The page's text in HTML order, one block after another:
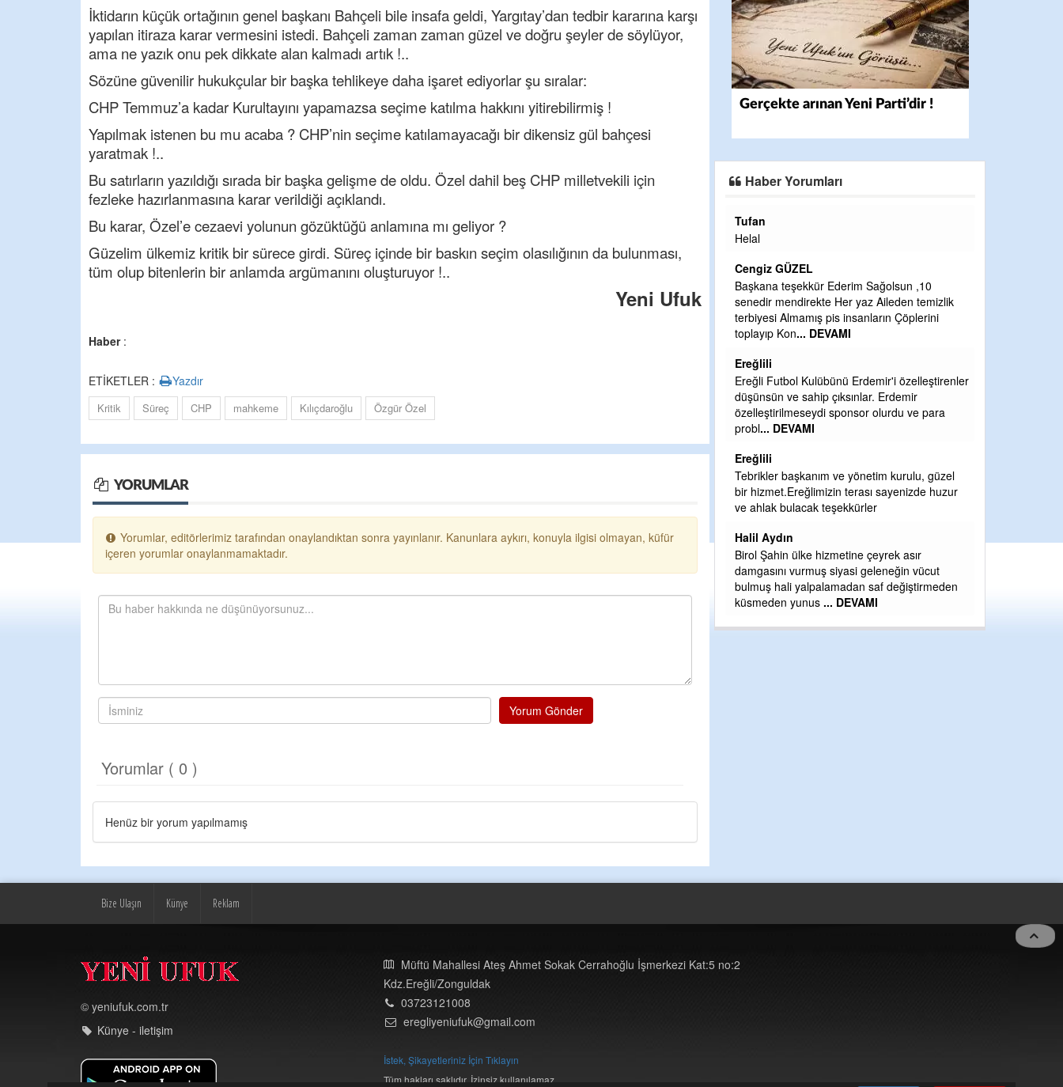
İktidarın küçük ortağının genel başkanı Bahçeli bile insafa geldi, Yargıtay’dan tedbir kararına karşı
yapılan itiraza karar vermesini istedi. Bahçeli zaman zaman güzel ve doğru şeyler de söylüyor,
ama ne yazık onu pek dikkate alan kalmadı artık !..
Sözüne güvenilir hukukçular bir başka tehlikeye daha işaret ediyorlar şu sıralar:
CHP Temmuz’a kadar Kurultayını yapamazsa seçime katılma hakkını yitirebilirmiş !
Yapılmak istenen bu mu acaba ? CHP’nin seçime katılamayacağı bir dikensiz gül bahçesi
yaratmak !..
Bu satırların yazıldığı sırada bir başka gelişme de oldu. Özel dahil beş CHP milletvekili için
fezleke hazırlanmasına karar verildiği açıklandı.
Bu karar, Özel’e cezaevi yolunun gözüktüğü anlamına mı geliyor ?
Güzelim ülkemiz kritik bir sürece girdi. Süreç içinde bir baskın seçim olasılığının da bulunması,
tüm olup bitenlerin bir anlamda argümanını oluşturuyor !..
Yeni Ufuk
Haber:
ETİKETLER : Yazdır
Kritik Süreç CHP mahkeme Kılıçdaroğlu Özgür Özel
YORUMLAR
Yorumlar, editörlerimiz tarafından onaylandıktan sonra yayınlanır. Kanunlara aykırı, konuyla ilgisi olmayan, küfür
içeren yorumlar onaylanmamaktadır.
Yorum Gönder
Yorumlar ( 0 )
Henüz bir yorum yapılmamış
Gerçekte arınan Yeni Parti’dir !
Haber Yorumları
senedir mendirekte Her yaz Aileden temizlik
Ereğli Futbol Kulübünü Erdemir'i özelleştirenler
özelleştirilmeseydi sponsor olurdu ve para
Ereğlili
Tebrikler başkanım ve yönetim kurulu, güzel
bir hizmet.Ereğlimizin terası sayenizde huzur
Halil Aydın
damgasını vurmuş siyasi geleneğin vücut
bulmuş hali yalpalamadan saf değiştirmeden
CEVDET YILMAZ
GULDERE DERE ÇALIŞMALARI, SEKIZ YIL
ÖNCE ALKAYA TARAFINDAN BAŞLATILDI,
ETRASFINDA YERLEŞİM YERI OLMAYAN
Şaban yavuz
Mekanı cennet olsun kederli ailesine Rabbim
Sabri Celil ihsan eylesin
Günaydın hayırlı sabahlar dilerim
H BakiYüksel
Bize Ulaşın Künye Reklam
© yeniufuk.com.tr
Künye - iletişim
Müftü Mahallesi Ateş Ahmet Sokak Cerrahoğlu İşmerkezi Kat:5 no:2
Kdz.Ereğli/Zonguldak
03723121008
eregliyeniufuk@gmail.com
İstek, Şikayetleriniz İçin Tıklayın
Tüm hakları saklıdır. İzinsiz kullanılamaz.